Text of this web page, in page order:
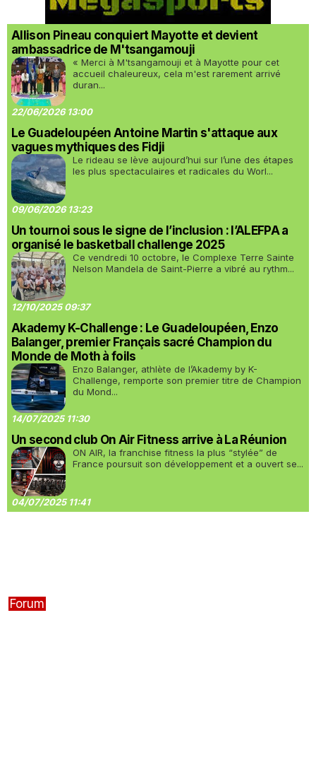
Allison Pineau conquiert Mayotte et devient
ambassadrice de M'tsangamouji
« Merci à M'tsangamouji et à Mayotte pour cet
accueil chaleureux, cela m'est rarement arrivé
duran...
22/06/2026 13:00
Le Guadeloupéen Antoine Martin s'attaque aux
vagues mythiques des Fidji
Le rideau se lève aujourd’hui sur l’une des étapes
les plus spectaculaires et radicales du Worl...
09/06/2026 13:23
Un tournoi sous le signe de l’inclusion : l’ALEFPA a
organisé le basketball challenge 2025
Ce vendredi 10 octobre, le Complexe Terre Sainte
Nelson Mandela de Saint-Pierre a vibré au rythm...
12/10/2025 09:37
Akademy K-Challenge : Le Guadeloupéen, Enzo
Balanger, premier Français sacré Champion du
Monde de Moth à foils
Enzo Balanger, athlète de l’Akademy by K-
Challenge, remporte son premier titre de Champion
du Mond...
14/07/2025 11:30
Un second club On Air Fitness arrive à La Réunion
ON AIR, la franchise fitness la plus “stylée” de
France poursuit son développement et a ouvert se...
04/07/2025 11:41
Forum